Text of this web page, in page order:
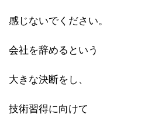
感じないでください。
会社を辞めるという
大きな決断をし、
技術習得に向けて